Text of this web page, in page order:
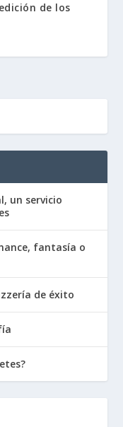
de los
un servicio
fantasía o
de éxito